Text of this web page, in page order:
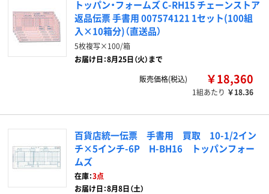
トッパン・フォームズ C-RH15 チェーンストア
返品伝票 手書用 007574121 1セット(100組
入×10箱分)（直送品）
5枚複写×100/箱
お届け日：8月25日（火）まで
販売価格(税込)
￥18,360
1組あたり ￥18.36
百貨店統一伝票 手書用 買取 10-1/2イン
チ×5インチ-6P H-BH16 トッパンフォー
ムズ
在庫：3点
お届け日：8月8日（土）